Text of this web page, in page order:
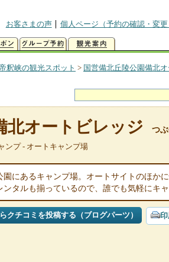
お客さまの声
個人ページ（予約の確認・変更
釈峡の観光スポット > 国営備北丘陵公園備北
北オートビレッジ つ
ンプ - オートキャンプ場
園にあるキャンプ場。オートサイトのほか
ンタルも揃っているので、誰でも気軽にキャ
クチコミを投稿する（ブログパーツ）